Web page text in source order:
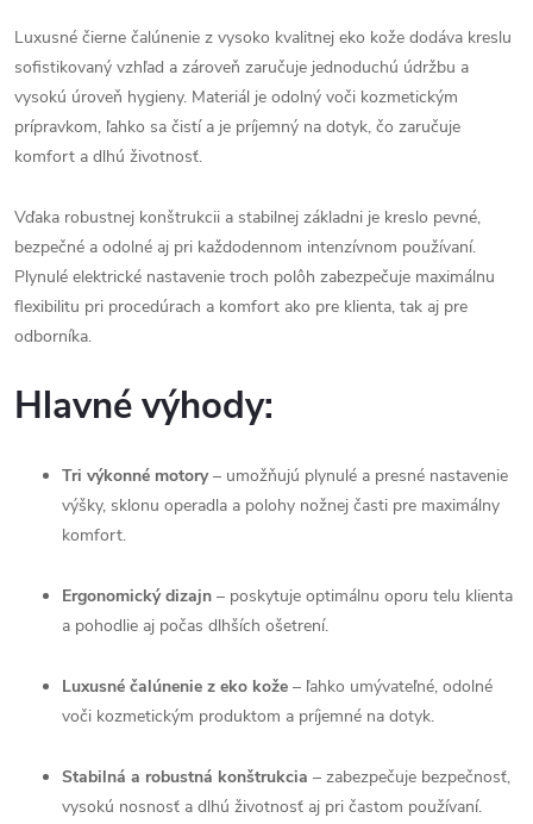
Luxusné čierne čalúnenie z vysoko kvalitnej eko kože dodáva kreslu
sofistikovaný vzhľad a zároveň zaručuje jednoduchú údržbu a
vysokú úroveň hygieny. Materiál je odolný voči kozmetickým
prípravkom, ľahko sa čistí a je príjemný na dotyk, čo zaručuje
komfort a dlhú životnosť.
Vďaka robustnej konštrukcii a stabilnej základni je kreslo pevné,
bezpečné a odolné aj pri každodennom intenzívnom používaní.
Plynulé elektrické nastavenie troch polôh zabezpečuje maximálnu
flexibilitu pri procedúrach a komfort ako pre klienta, tak aj pre
odborníka.
Hlavnévýhody:
Tri výkonné motory– umožňujú plynulé a presné nastavenie
výšky, sklonu operadla a polohy nožnej časti pre maximálny
komfort.
Ergonomickýdizajn – poskytuje optimálnu oporu telu klienta
a pohodlie aj počas dlhších ošetrení.
Luxusné čalúnenie z eko kože – ľahko umývateľné, odolné
voči kozmetickým produktom a príjemné na dotyk.
Stabilná a robustná konštrukcia – zabezpečuje bezpečnosť,
vysokú nosnosť a dlhú životnosť aj pri častom používaní.